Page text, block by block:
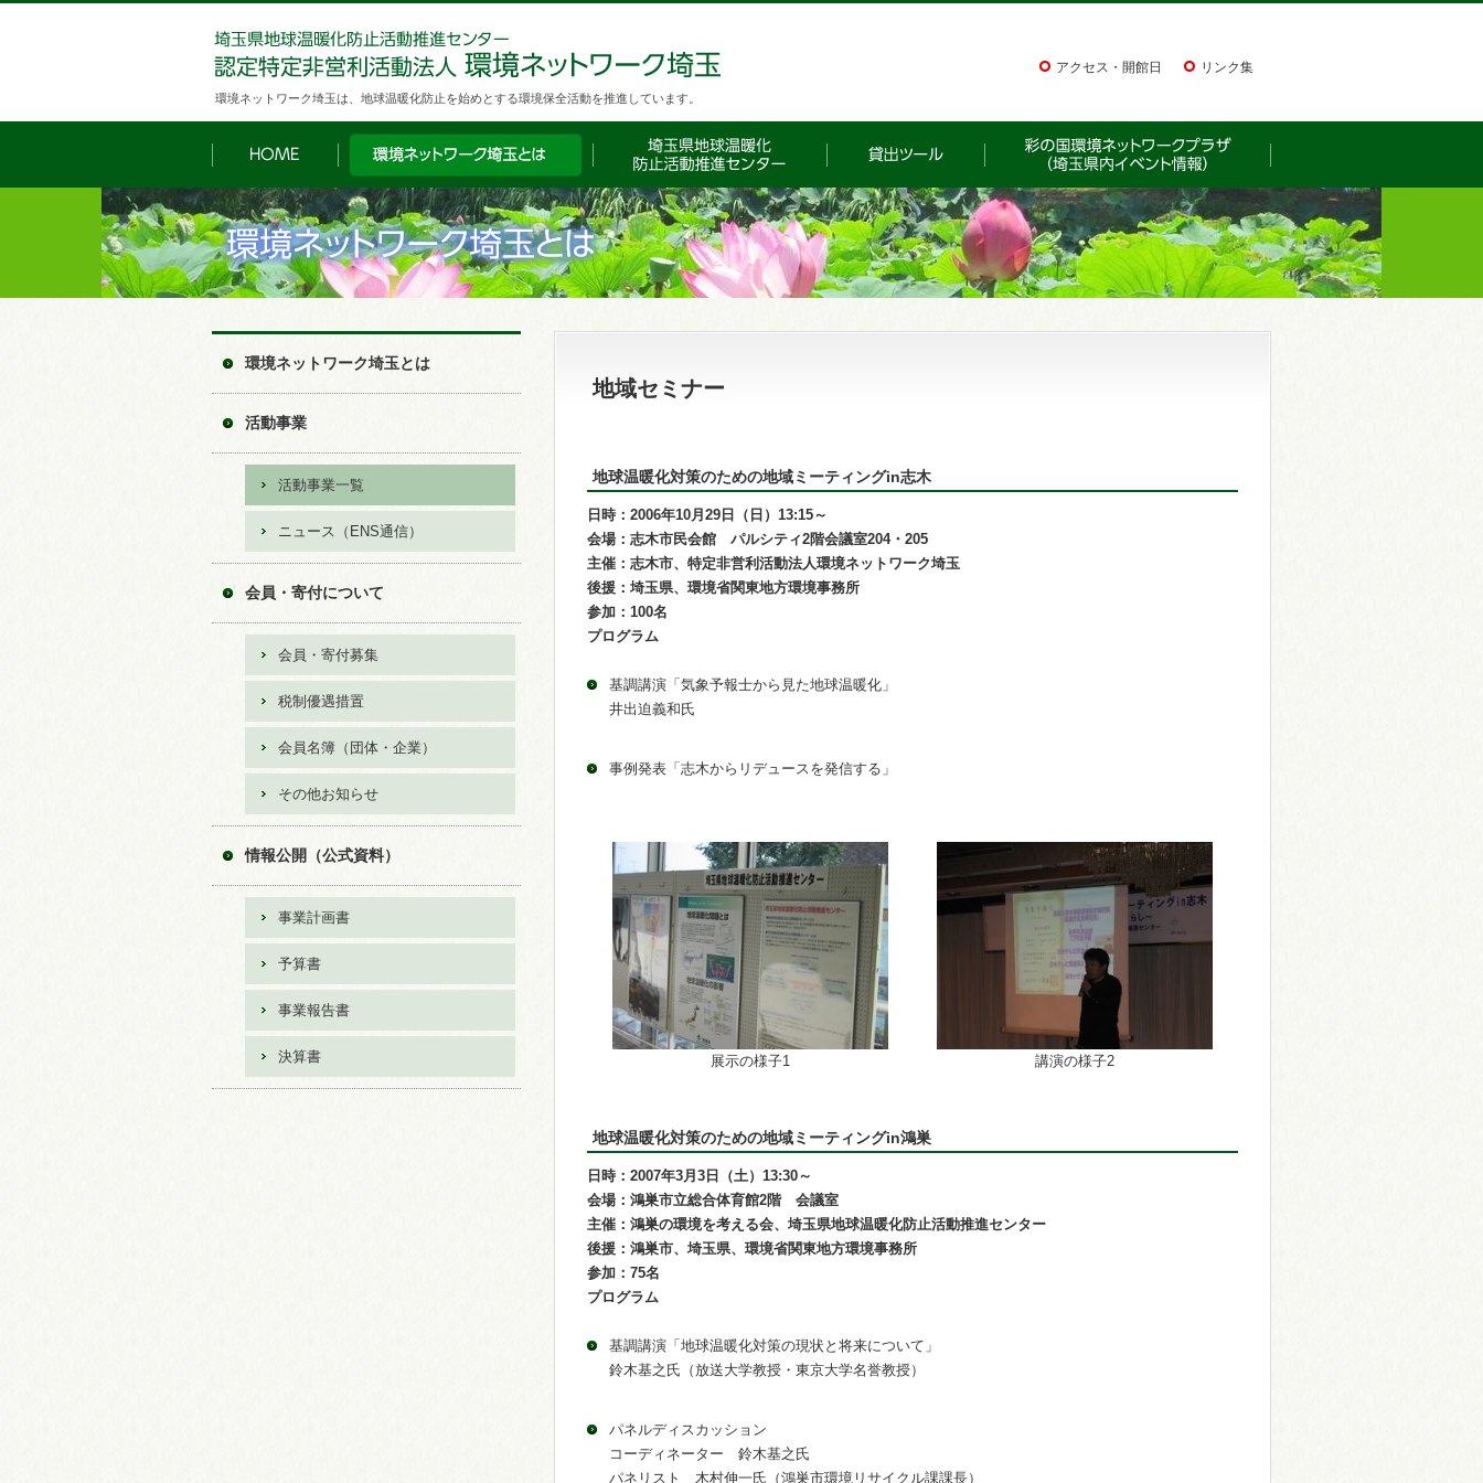
環境ネットワーク埼玉は、地球温暖化防止を始めとする環境保全活動を推進しています。
アクセス・開館日 リンク集
地域セミナー
地球温暖化対策のための地域ミーティングin志木
日時：2006年10月29日（日）13:15～
会場：志木市民会館 パルシティ2階会議室204・205
主催：志木市、特定非営利活動法人環境ネットワーク埼玉
後援：埼玉県、環境省関東地方環境事務所
参加：100名
プログラム
基調講演「気象予報士から見た地球温暖化」
井出迫義和氏
事例発表「志木からリデュースを発信する」
展示の様子1 講演の様子2
地球温暖化対策のための地域ミーティングin鴻巣
日時：2007年3月3日（土）13:30～
会場：鴻巣市立総合体育館2階 会議室
主催：鴻巣の環境を考える会、埼玉県地球温暖化防止活動推進センター
後援：鴻巣市、埼玉県、環境省関東地方環境事務所
参加：75名
プログラム
基調講演「地球温暖化対策の現状と将来について」
鈴木基之氏（放送大学教授・東京大学名誉教授）
パネルディスカッション
コーディネーター 鈴木基之氏
パネリスト 木村伸一氏（鴻巣市環境リサイクル課課長）
環境ネットワーク埼玉とは
活動事業
活動事業一覧
ニュース（ENS通信）
会員・寄付について
会員・寄付募集
税制優遇措置
会員名簿（団体・企業）
その他お知らせ
情報公開（公式資料）
事業計画書
予算書
事業報告書
決算書